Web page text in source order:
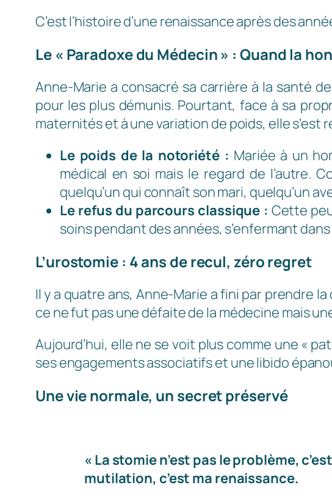
C’est l’histoire d’une renaissance après des
Le « Paradoxe du Médecin » : Quand la
Anne-Marie a consacré sa carrière à la santé
pour les plus démunis. Pourtant, face à sa
maternités et à une variation de poids, elle s’est
Le poids de la notoriété : Mariée à un
médical en soi mais le regard de l’autre.
quelqu’un qui connaît son mari, quelqu’un
Le refus du parcours classique : Cette
soins pendant des années, s’enfermant
L’urostomie : 4 ans de recul, zéro regret
Il y a quatre ans, Anne-Marie a fini par prendre
ce ne fut pas une défaite de la médecine mais
Aujourd’hui, elle ne se voit plus comme une «
ses engagements associatifs et une libido
Une vie normale, un secret préservé
« La stomie n’est pas le problème,
mutilation, c’est ma renaissance.